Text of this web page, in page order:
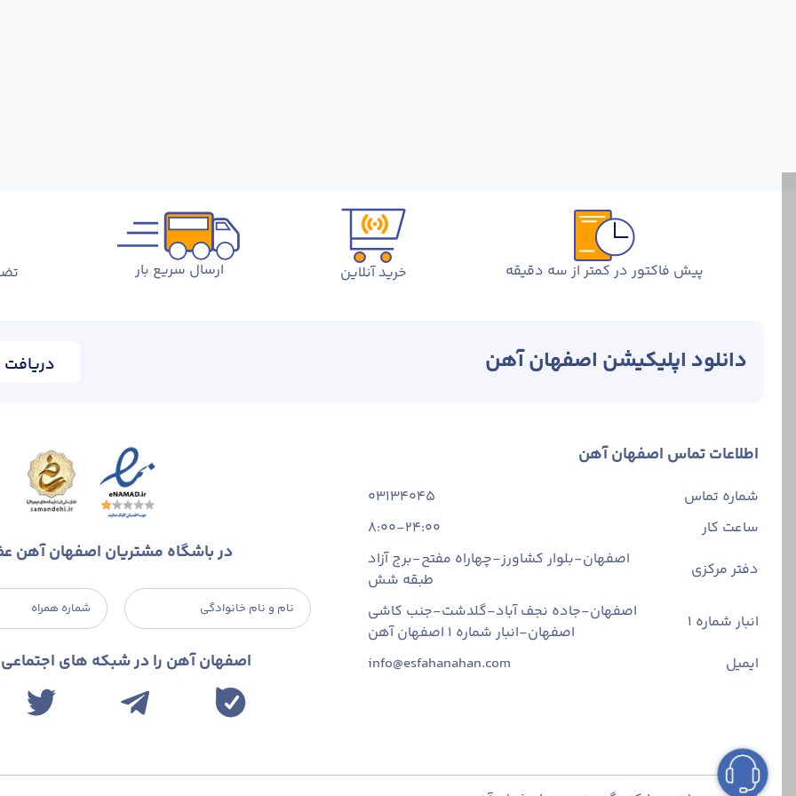
پیش فاکتور در کمتر از سه دقیقه خرید آنلاین ارسال سریع بار
دانلود اپلیکیشن اصفهان آهن دریافت
اطلاعات تماس اصفهان آهن
شماره تماس
03134045
ساعت کار
8:00-24:00
دفتر مرکزی
اصفهان-بلوار کشاورز-چهاراه مفتح-برج آزاد
طبقه شش
انبار شماره 1
اصفهان-جاده نجف آباد-گلدشت-جنب کاشی
اصفهان-انبار شماره ۱ اصفهان آهن
ایمیل
info@esfahanahan.com
در باشگاه مشتریان اصفهان آهن
نام و نام خانوادگی شماره همراه
اصفهان آهن را در شبکه های اجتماعی